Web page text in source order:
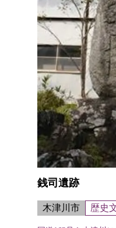
銭司遺跡
木津川市 歴史